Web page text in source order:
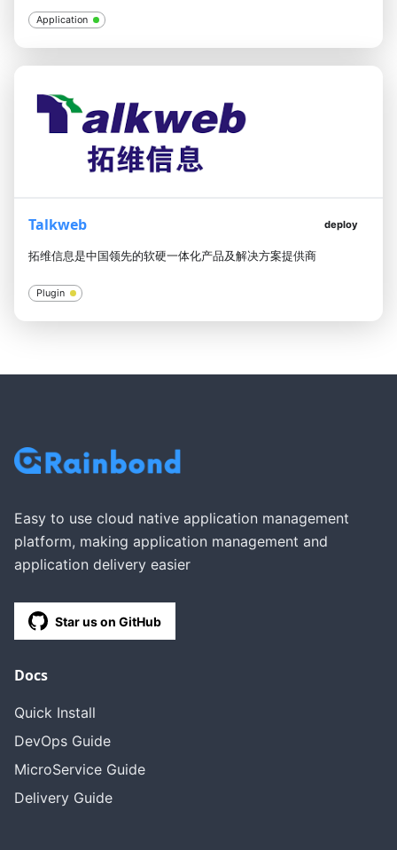
Application
Talkweb deploy
拓维信息是中国领先的软硬一体化产品及解决方案提供商
Plugin
Easy to use cloud native application management
platform, making application management and
application delivery easier
Star us on GitHub
Docs
Quick Install
DevOps Guide
MicroService Guide
Delivery Guide